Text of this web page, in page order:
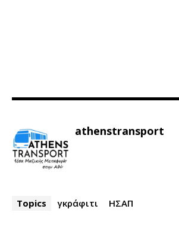
athenstransport
Topics γκράφιτι ΗΣΑΠ